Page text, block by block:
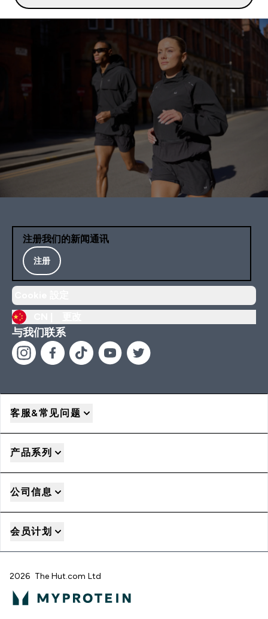
注册我们的新闻通讯
注册
与我们联系
客服&常见问题
产品系列
公司信息
会员计划
2026 The Hut.com Ltd